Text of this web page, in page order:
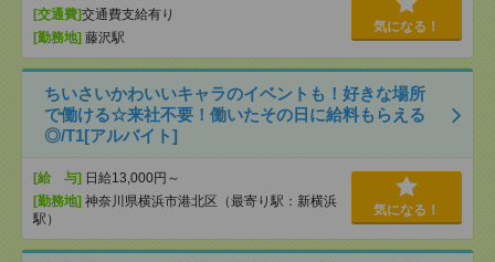
[交通費]交通費支給有り
[勤務地] 藤沢駅
気になる！
ちいさいかわいいキャラのイベントも！好きな場所
で働ける☆来社不要！働いたその日に給料もらえる
◎/T1[アルバイト]
[給 与] 日給13,000円～
[勤務地] 神奈川県横浜市港北区（最寄り駅：新横浜
駅）
気になる！